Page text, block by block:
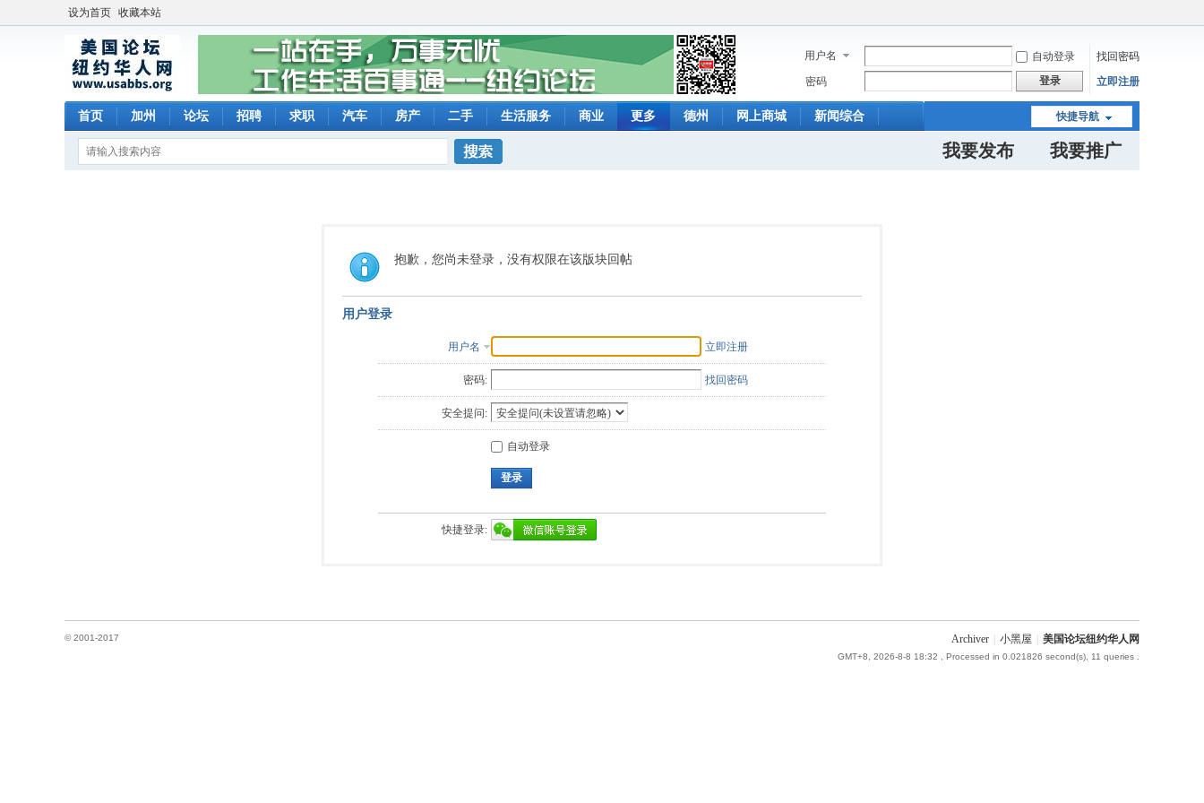
设为首页 收藏本站
用户名 自动登录
找回密码
密码
登录 立即注册
快捷导航
首页 加州 论坛 招聘 求职 汽车 房产 二手 生活服务 商业 更多 德州 网上商城 新闻综合
我要发布 我要推广
抱歉，您尚未登录，没有权限在该版块回帖
用户登录
用户名 立即注册
密码: 找回密码
安全提问:
自动登录
登录
快捷登录:
Archiver 小黑屋 美国论坛纽约华人网
GMT+8, 2026-8-8 18:32 , Processed in 0.021826 second(s), 11 queries .
© 2001-2017